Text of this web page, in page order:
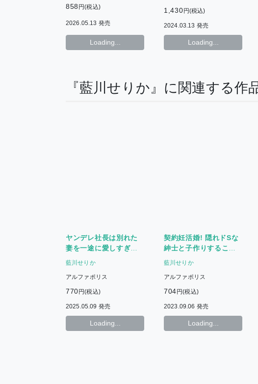
858 円(税込)
2026.05.13 発売
Loading...
1,430 円(税込)
2024.03.13 発売
Loading...
『藍川せりか』に関連する作
ヤンデレ社長は別れた
妻を一途に愛しすぎて
いる
藍川せりか
アルファポリス
770 円(税込)
2025.05.09 発売
Loading...
契約妊活婚! 隠れドSな
紳士と子作りすること
になりました
藍川せりか
アルファポリス
704 円(税込)
2023.09.06 発売
Loading...